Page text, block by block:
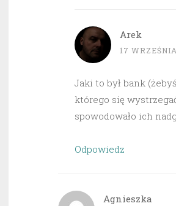
Arek
17
Jaki to był bank
którego się
spowodowało ich
Odpowiedz
Agnieszka